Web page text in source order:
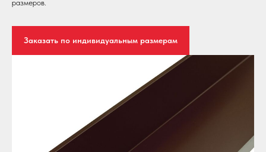
размеров.
Заказать по индивидуальным размерам